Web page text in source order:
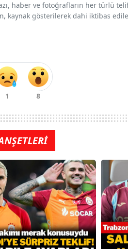
haber ve fotoğrafların her türlü telif
kaynak gösterilerek dahi iktibas